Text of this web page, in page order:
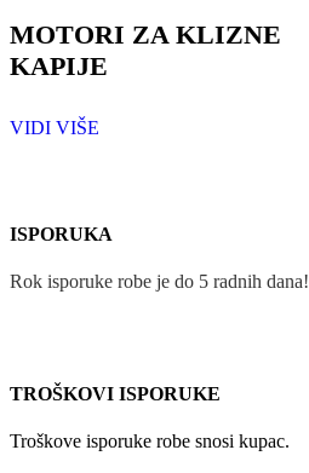
MOTORI ZA KLIZNE
KAPIJE
VIDI VIŠE
ISPORUKA
Rok isporuke robe je do 5 radnih dana!
TROŠKOVI ISPORUKE
Troškove isporuke robe snosi kupac.